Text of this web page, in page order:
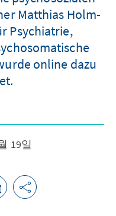
Matthias Holm-
Psychiatrie,
online dazu
19일